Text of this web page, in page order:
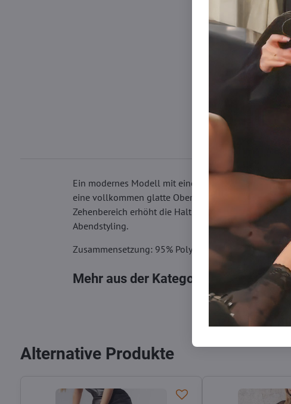
Ein modernes Modell mit einem dichten
eine vollkommen glatte Oberfläche unter der
Zehenbereich erhöht die Haltbarkeit, während die
Abendstyling.
Zusammensetzung: 95% Polyamid, 5% Elasthan
Mehr aus der Kategorie Strumpfhosen
Alternative Produkte